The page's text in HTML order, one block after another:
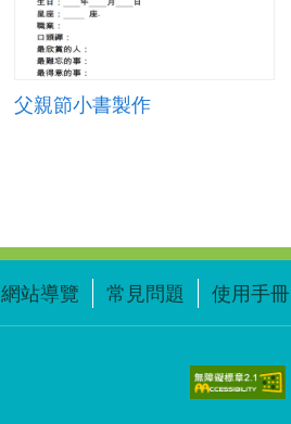
父親節小書製作
網站導覽 常見問題 使用手冊